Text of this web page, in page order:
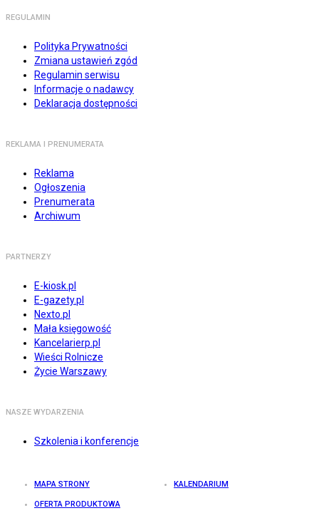
REGULAMIN
Polityka Prywatności
Zmiana ustawień zgód
Regulamin serwisu
Informacje o nadawcy
Deklaracja dostępności
REKLAMA I PRENUMERATA
Reklama
Ogłoszenia
Prenumerata
Archiwum
PARTNERZY
E-kiosk.pl
E-gazety.pl
Nexto.pl
Mała księgowość
Kancelarierp.pl
Wieści Rolnicze
Życie Warszawy
NASZE WYDARZENIA
Szkolenia i konferencje
MAPA STRONY KALENDARIUM
OFERTA PRODUKTOWA